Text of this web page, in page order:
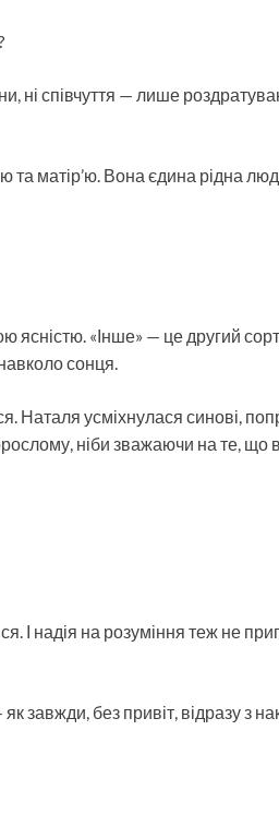
ні співчуття — лише
матір’ю. Вона єдина рідна
ясністю. «Інше» — це другий
сонця.
Наталя усміхнулася синові,
ніби зважаючи на те, що
І надія на розуміння теж не
завжди, без привіт, відразу з